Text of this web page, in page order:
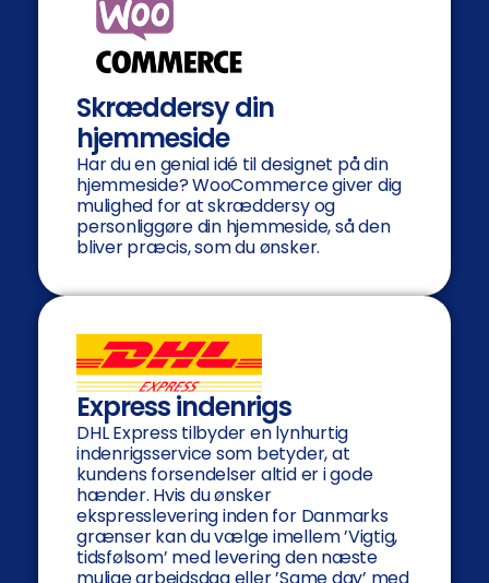
Skræddersy din
hjemmeside
Har du en genial idé til designet på din
hjemmeside? WooCommerce giver dig
mulighed for at skræddersy og
personliggøre din hjemmeside, så den
bliver præcis, som du ønsker.
Express indenrigs
DHL Express tilbyder en lynhurtig
indenrigsservice som betyder, at
kundens forsendelser altid er i gode
hænder. Hvis du ønsker
ekspresslevering inden for Danmarks
grænser kan du vælge imellem ’Vigtig,
tidsfølsom’ med levering den næste